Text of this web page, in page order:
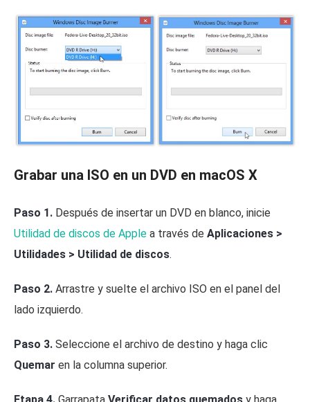
Grabar una ISO en un DVD en macOS X
Paso 1. Después de insertar un DVD en blanco, inicie
Utilidad de discos de Apple a través de Aplicaciones >
Utilidades > Utilidad de discos.
Paso 2. Arrastre y suelte el archivo ISO en el panel del
lado izquierdo.
Paso 3. Seleccione el archivo de destino y haga clic
Quemar en la columna superior.